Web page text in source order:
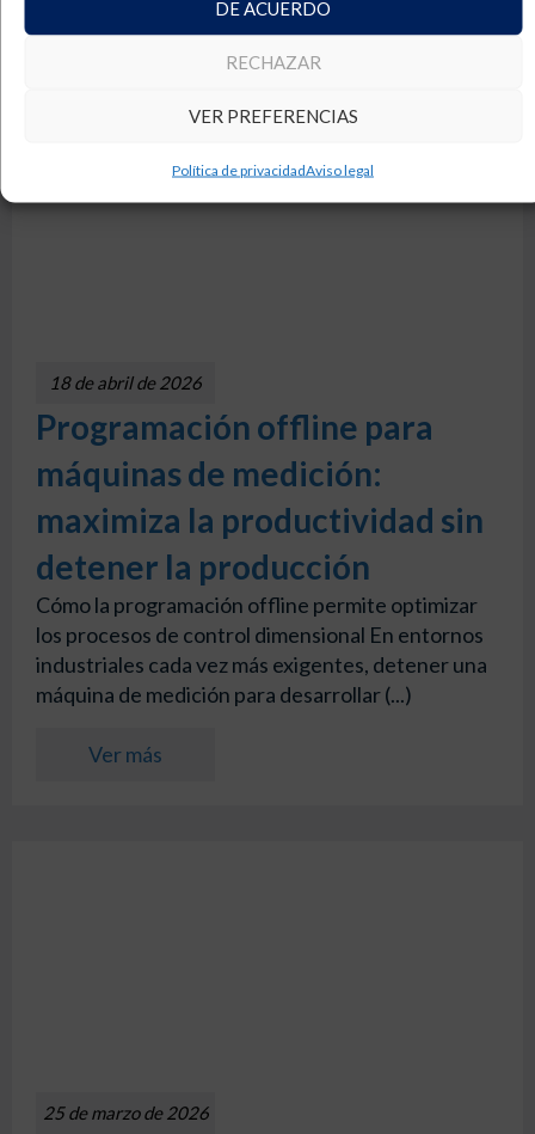
DE ACUERDO
RECHAZAR
VER PREFERENCIAS
Política de privacidadAviso legal
18 de abril de 2026
Programación offline para
máquinas de medición:
maximiza la productividad sin
detener la producción
Cómo la programación offline permite optimizar
los procesos de control dimensional En entornos
industriales cada vez más exigentes, detener una
máquina de medición para desarrollar (...)
Ver más
25 de marzo de 2026